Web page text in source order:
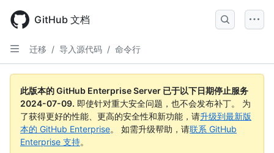
main
content
GitHub 文档
迁移 / 导入源代码 / 命令行
此版本的 GitHub Enterprise Server 已于以下日期停止服务
2024-07-09. 即使针对重大安全问题，也不会发布补丁。 为
了获得更好的性能、更高的安全性和新功能，请升级到最新版
本的 GitHub Enterprise。 如需升级帮助，请联系 GitHub
Enterprise 支持。